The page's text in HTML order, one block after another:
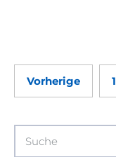
Vorherige 1